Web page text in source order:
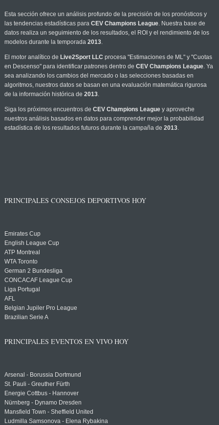
Esta sección ofrece un análisis profundo de la precisión de los pronósticos y
las tendencias estadísticas para CEV Champions League. Nuestra base de
datos realiza un seguimiento de los resultados, el ROI y el rendimiento de los
modelos durante la temporada 2013.
El motor analítico de Live2Sport LLC procesa "Estimaciones de ML" y "Cuotas
en Descenso" para identificar patrones dentro de CEV Champions League. Ya
sea analizando los cambios del mercado o las selecciones basadas en
algoritmos, nuestros datos se basan en una evaluación matemática rigurosa
de la información histórica de 2013.
Siga los próximos encuentros de CEV Champions Leaguey aproveche
nuestros análisis basados en datos para comprender mejor la probabilidad
estadística de los resultados futuros durante la campaña de 2013.
PRINCIPALES CONSEJOS DEPORTIVOS HOY
Emirates Cup
English League Cup
ATP Montreal
WTA Toronto
German 2 Bundesliga
CONCACAF League Cup
Liga Portugal
AFL
Belgian Jupiler Pro League
Brazilian Serie A
PRINCIPALES EVENTOS EN VIVO HOY
Arsenal - Borussia Dortmund
St. Pauli - Greuther Fürth
Energie Cottbus - Hannover
Nürnberg - Dynamo Dresden
Mansfield Town - Sheffield United
Ludmilla Samsonova - Elena Rybakina